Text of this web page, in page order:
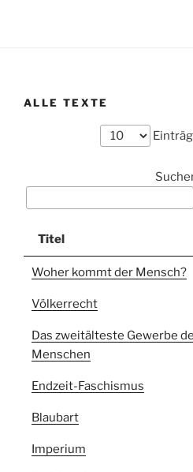
ALLE TEXTE
Titel
Woher kommt der Mensch?
Völkerrecht
Das zweitälteste Gewerbe
Menschen
Endzeit-Faschismus
Blaubart
Imperium